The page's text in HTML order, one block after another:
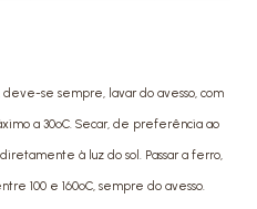
se sempre, lavar do avesso, com
a 30ºC. Secar, de preferência ao
à luz do sol. Passar a ferro,
100 e 160ºC, sempre do avesso.